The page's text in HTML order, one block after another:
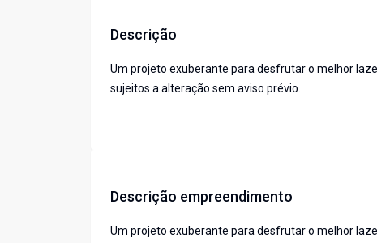
Descrição
Um projeto exuberante para desfrutar o melhor
sujeitos a alteração sem aviso prévio.
Descrição empreendimento
Um projeto exuberante para desfrutar o melhor